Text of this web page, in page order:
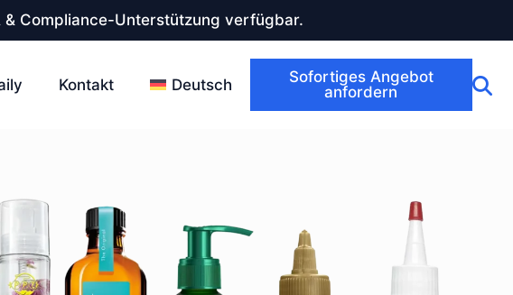
& Compliance-Unterstützung verfügbar.
Kontakt Deutsch
Sofortiges Angebot
anfordern